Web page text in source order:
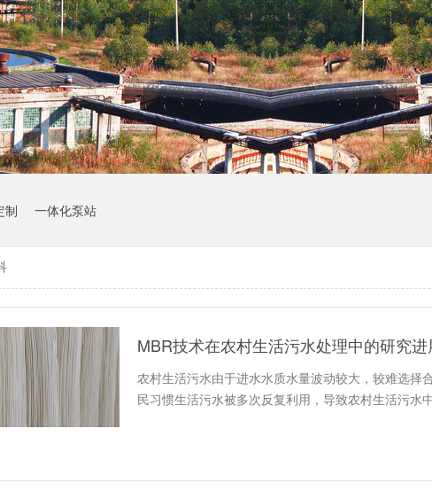
制 一体化泵站
MBR技术在农村生活污水处理中的研究进
农村生活污水由于进水水质水量波动较大，较难选择
民习惯生活污水被多次反复利用，导致农村生活污水